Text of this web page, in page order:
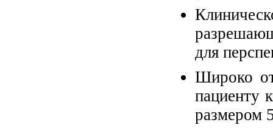
для
Широко
пациенту
размером